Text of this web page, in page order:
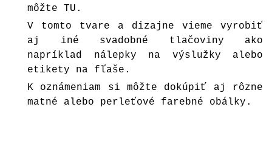
môžte TU.
V tomto tvare a dizajne vieme vyrobiť
aj iné svadobné tlačoviny ako
napríklad nálepky na výslužky alebo
etikety na fľaše.
K oznámeniam si môžte dokúpiť aj rôzne
matné alebo perleťové farebné obálky .